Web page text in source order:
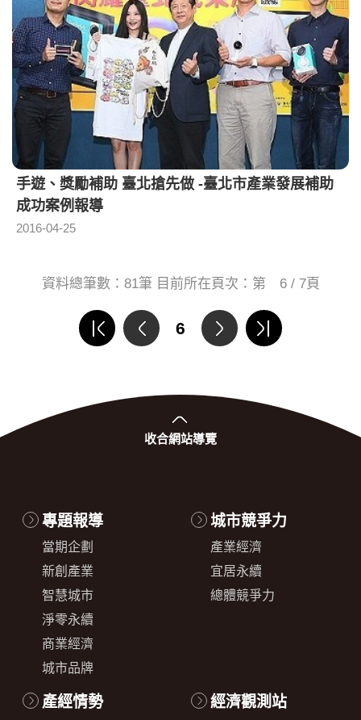
手遊、獎勵補助 臺北搶先做 -臺北市產業發展補助
成功案例報導
2016-04-25
資料總筆數： 81筆 目前所在頁次：第 6 / 7頁
6
收合網站導覽
專題報導
當期企劃
新創產業
智慧城市
淨零永續
商業經濟
城市品牌
城市競爭力
產業經濟
宜居永續
總體競爭力
產經情勢 經濟觀測站